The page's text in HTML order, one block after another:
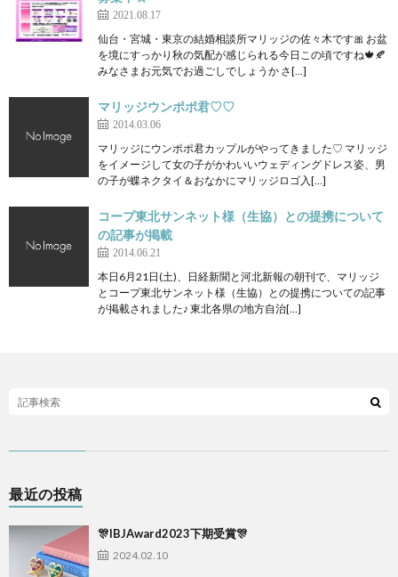
2021.08.17
仙台・宮城・東京の結婚相談所マリッジの佐々木です🎀 お盆
を境にすっかり秋の気配が感じられる今日この頃ですね🍁🍂
みなさまお元気でお過ごしでしょうか さ[…]
マリッジウンポポ君♡♡
2014.03.06
マリッジにウンポポ君カップルがやってきました♡ マリッジ
をイメージして女の子がかわいいウェディングドレス姿、男
の子が蝶ネクタイ＆おなかにマリッジロゴ入[…]
コープ東北サンネット様（生協）との提携について
の記事が掲載
2014.06.21
本日6月21日(土)、日経新聞と河北新報の朝刊で、マリッジ
とコープ東北サンネット様（生協）との提携についての記事
が掲載されました♪ 東北各県の地方自治[…]
最近の投稿
🎊IBJAward2023下期受賞🎊
2024.02.10